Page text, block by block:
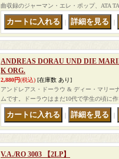
曲収録のジャーマン・エレ・ポップ、ATA
ANDREAS DORAU UND DIE
K ORG.
2,880円(税込) [在庫数 あり]
アンドレアス・ドーラウ & ディー・マリー
ムです。ドーラウはまだ10代で学生の頃に
V.A./RO 3003 【2LP】